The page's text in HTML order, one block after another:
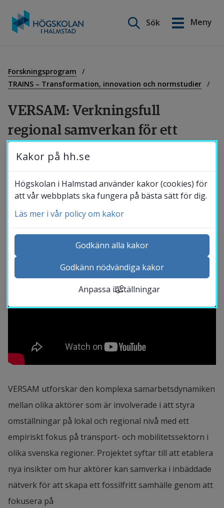
innehåll
Sök
Meny
Forskningsprogram
TRAINS – Transformation, innovation och normstudier
VERSAM: Verkningsfull
regional samverkan för ett
fossilfritt samhälle
Projektet syftar till att utveckla kunskap om
hur regional samverkan bidrar till att bygga
den mångfacetterade kapacitet som krävs
VERSAM utforskar den komplexa samarbetsdynamiken
mellan olika aktörer som är involverade i att styra
omställningar på lokal och regional nivå med ett
empiriskt fokus på transport- och mobilitetssektorn i
olika svenska regioner. Projektet syftar till att etablera
nya insikter om hur aktörer kan samverka i inbäddade
nätverk för att skapa ett fossilfritt samhälle genom att
fokusera på
English
Utbildning
Forskning
Samverkan
Om Högskolan
Bibliotek
Kontakta och besök oss
Kalender
Medarbetarwebb Insidan
Kakor på hh.se
Högskolan i Halmstad använder kakor (cookies) för
att vår webbplats ska fungera på bästa sätt för dig.
Läs mer i vår policy om kakor
Godkänn alla kakor
Godkänn nödvändiga kakor
Anpassa inställningar